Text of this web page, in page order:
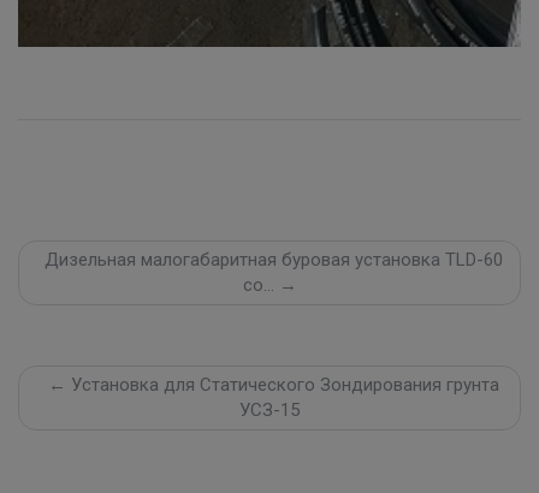
Дизельная малогабаритная буровая установка TLD-60
со… →
← Установка для Статического Зондирования грунта
УСЗ-15